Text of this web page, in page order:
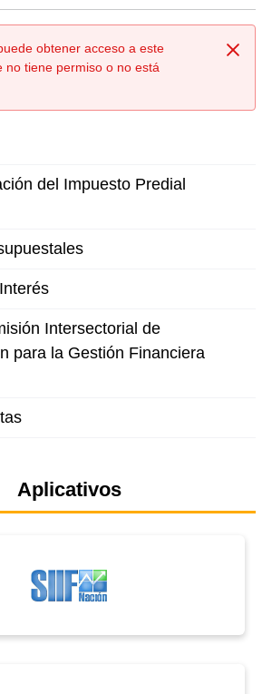
obtener acceso a este
no tiene permiso o no está
del Impuesto Predial
Intersectorial de
para la Gestión Financiera
Aplicativos